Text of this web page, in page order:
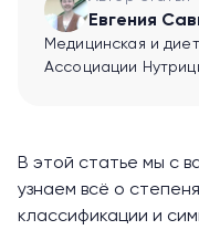
Евгения
Медицинская и
Ассоциации
В этой статье мы с
узнаем всё о
классификации и